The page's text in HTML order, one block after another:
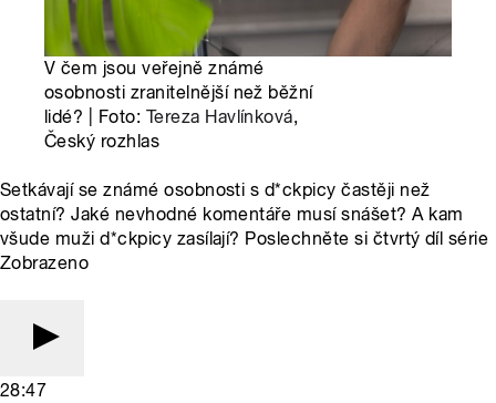
V čem jsou veřejně známé
osobnosti zranitelnější než běžní
lidé? | Foto: Tereza Havlínková,
Český rozhlas
Setkávají se známé osobnosti s d*ckpicy častěji než
ostatní? Jaké nevhodné komentáře musí snášet? A kam
všude muži d*ckpicy zasílají? Poslechněte si čtvrtý díl série
Zobrazeno
28:47